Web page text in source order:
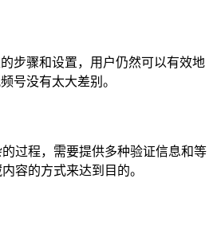
步骤和设置，用户仍然可以有效地
号没有太大差别。
过程，需要提供多种验证信息和等
容的方式来达到目的。